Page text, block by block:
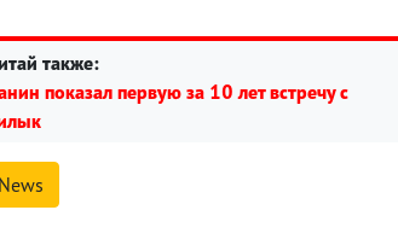
также:
показал первую за 10 лет встречу с